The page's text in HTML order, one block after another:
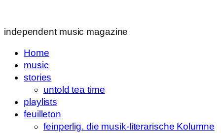
independent music magazine
Home
music
stories
untold tea time
playlists
feuilleton
feinperlig. die musik-literarische Kolumne